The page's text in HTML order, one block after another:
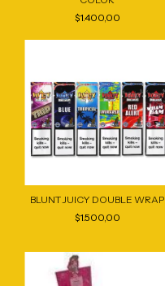
$1.400,00
BLUNT JUICY DOUBLE WRAP
$1.500,00